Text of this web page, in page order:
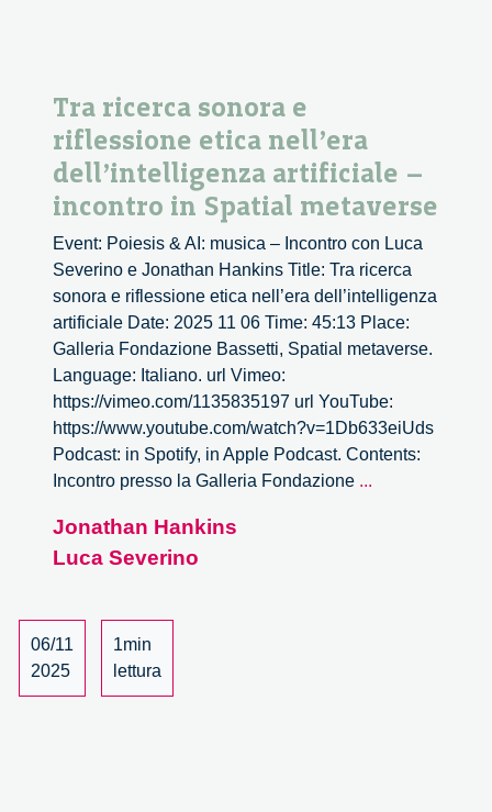
Tra ricerca sonora e
riflessione etica nell’era
dell’intelligenza artificiale –
incontro in Spatial metaverse
Event: Poiesis & AI: musica – Incontro con Luca
Severino e Jonathan Hankins Title: Tra ricerca
sonora e riflessione etica nell’era dell’intelligenza
artificiale Date: 2025 11 06 Time: 45:13 Place:
Galleria Fondazione Bassetti, Spatial metaverse.
Language: Italiano. url Vimeo:
https://vimeo.com/1135835197 url YouTube:
https://www.youtube.com/watch?v=1Db633eiUds
Podcast: in Spotify, in Apple Podcast. Contents:
Incontro presso la Galleria Fondazione ...
Jonathan Hankins
Luca Severino
06/11
2025
1min
lettura